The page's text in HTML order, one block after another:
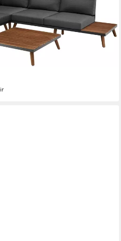
1x Eckbank, 1x Tisch 95x95
Aluminiumgestell mit
Dauertiefpreis